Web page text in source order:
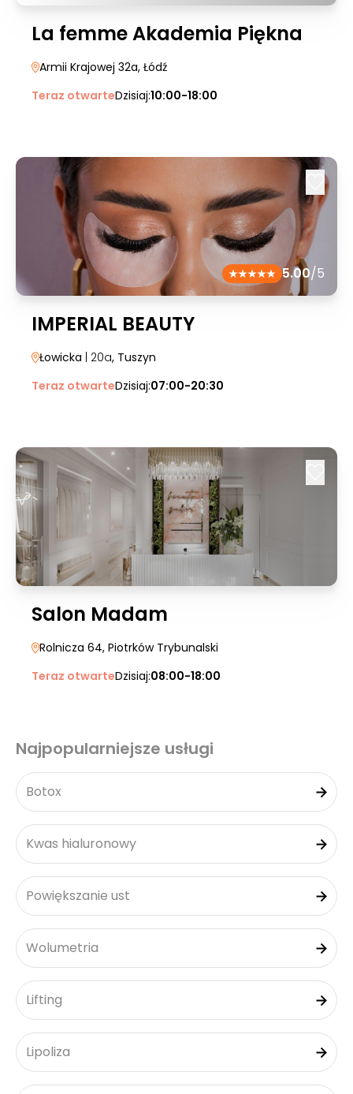
La femme Akademia Piękna
Armii Krajowej 32a, Łódź
Teraz otwarteDzisiaj:10:00-18:00
5.00/5
IMPERIAL BEAUTY
Łowicka | 20a, Tuszyn
Teraz otwarteDzisiaj:07:00-20:30
Salon Madam
Rolnicza 64, Piotrków Trybunalski
Teraz otwarteDzisiaj:08:00-18:00
Najpopularniejsze usługi
Botox
Kwas hialuronowy
Powiększanie ust
Wolumetria
Lifting
Lipoliza